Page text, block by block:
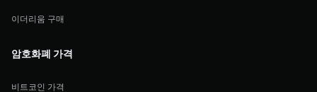
이더리움 구매
암호화폐 가격
비트코인 가격